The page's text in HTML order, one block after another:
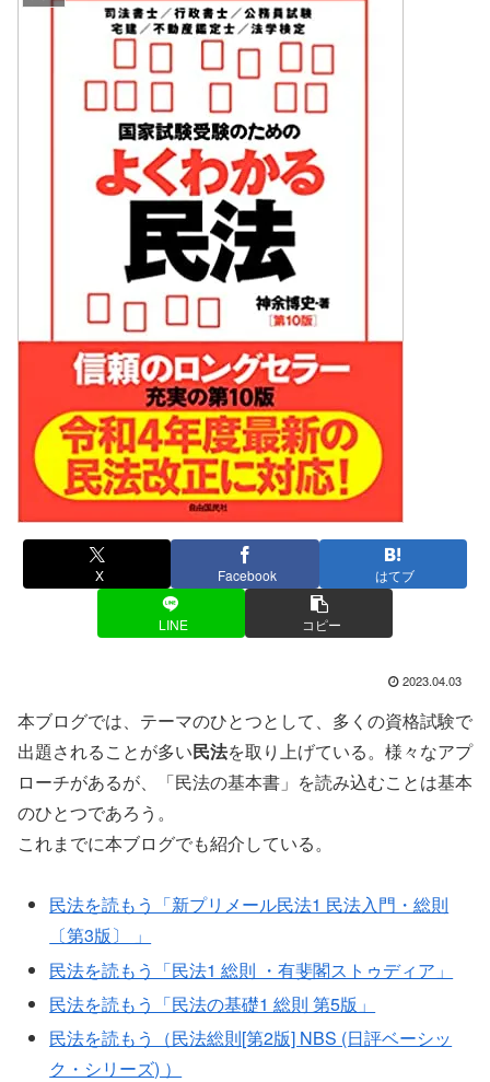
X Facebook はてブ
LINE コピー
2023.04.03
本ブログでは、テーマのひとつとして、多くの資格試験で
出題されることが多い民法を取り上げている。様々なアプ
ローチがあるが、「民法の基本書」を読み込むことは基本
のひとつであろう。
これまでに本ブログでも紹介している。
民法を読もう「新プリメール民法1 民法入門・総則
〔第3版〕 」
民法を読もう「民法1 総則 ・有斐閣ストゥディア」
民法を読もう「民法の基礎1 総則 第5版」
民法を読もう（民法総則[第2版] NBS (日評ベーシッ
ク・シリーズ) ）